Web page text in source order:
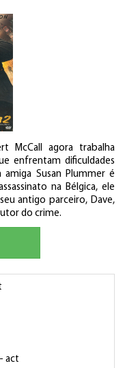
McCall agora trabalha
enfrentam dificuldades
Susan Plummer é
na Bélgica, ele
antigo parceiro, Dave,
do crime.
- act